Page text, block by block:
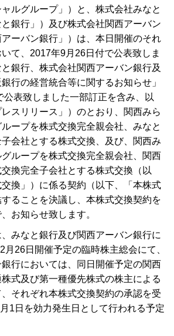
ルグループ」）と、株式会社みなと
銀行」）及び株式会社関西アーバン
ーバン銀行」）は、本日開催のそれ
て、2017年9月26日付で公表致しま
銀行、株式会社関西アーバン銀行及
行の経営統合等に関するお知らせ」
公表致しました一部訂正を含み、以
スリリース」）のとおり、関西みら
ープを株式交換完全親会社、みなと
会社とする株式交換、及び、関西み
ループを株式交換完全親会社、関西
換完全子会社とする株式交換（以
換」）に係る契約（以下、「本株式
ることを決議し、本株式交換契約を
お知らせ致します。
みなと銀行及び関西アーバン銀行に
月26日開催予定の臨時株主総会にて、
行においては、同日開催予定の関西
式及び第一種優先株式の株主による
それぞれ本株式交換契約の承認を受
1日を効力発生日として行われる予定